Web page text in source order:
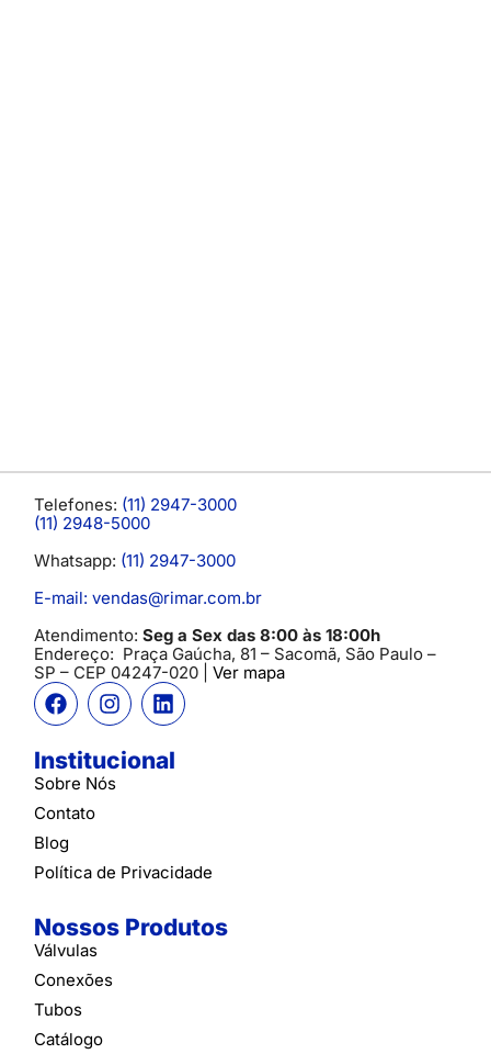
Telefones: (11) 2947-3000
(11) 2948-5000
Whatsapp: (11) 2947-3000
E-mail: vendas@rimar.com.br
Atendimento: Seg a Sex das 8:00 às 18:00h
Endereço: Praça Gaúcha, 81 – Sacomã, São Paulo –
SP – CEP 04247-020 | Ver mapa
Institucional
Sobre Nós
Contato
Blog
Política de Privacidade
Nossos Produtos
Válvulas
Conexões
Tubos
Catálogo